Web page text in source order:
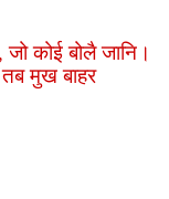
जो कोई बोलै जानि।
तब मुख बाहर